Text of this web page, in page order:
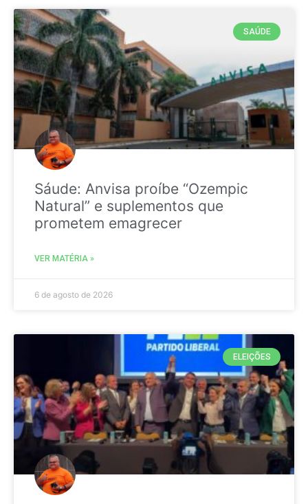
SAÚDE
Sáude: Anvisa proíbe “Ozempic
Natural” e suplementos que
prometem emagrecer
VER MATÉRIA »
6 de agosto de 2026
ELEIÇÕES